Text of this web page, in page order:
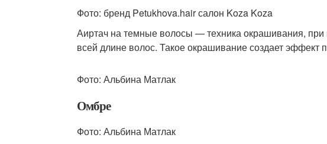
Фото: бренд Petukhova.hair салон Koza Koza
Аиртач на темные волосы — техника окрашивания,
всей длине волос. Такое окрашивание создает эффект
Фото: Альбина Матлак
Омбре
Фото: Альбина Матлак